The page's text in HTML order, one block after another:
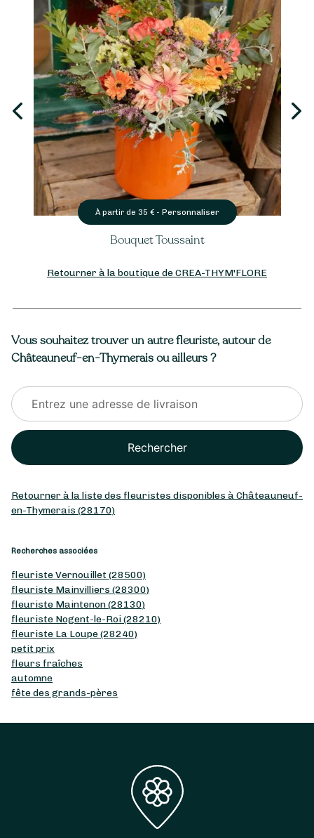
À partir de 35 € - Personnaliser
Bouquet Toussaint
Retourner à la boutique de CREA-THYM'FLORE
Vous souhaitez trouver un autre fleuriste, autour de
Châteauneuf-en-Thymerais ou ailleurs ?
Rechercher
Retourner à la liste des fleuristes disponibles à Châteauneuf-
en-Thymerais (28170)
Recherches associées
fleuriste Vernouillet (28500)
fleuriste Mainvilliers (28300)
fleuriste Maintenon (28130)
fleuriste Nogent-le-Roi (28210)
fleuriste La Loupe (28240)
petit prix
fleurs fraîches
automne
fête des grands-pères